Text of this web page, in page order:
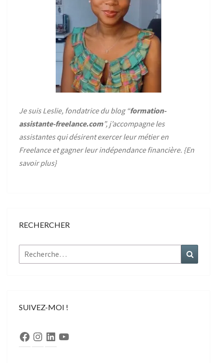
Je suis Leslie, fondatrice du blog “formation-
assistante-freelance.com”, j’accompagne les
assistantes qui désirent exercer leur métier en
Freelance et gagner leur indépendance financière. {En
savoir plus}
RECHERCHER
Rechercher :
SUIVEZ-MOI !
Facebook
Instagram
LinkedInYouTube